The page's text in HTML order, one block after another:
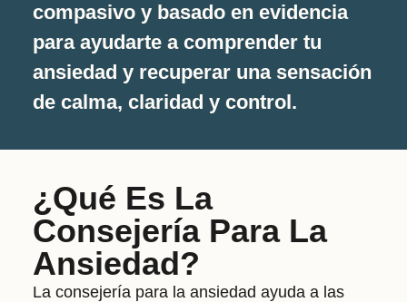
compasivo y basado en evidencia
para ayudarte a comprender tu
ansiedad y recuperar una sensación
de calma, claridad y control.
¿Qué Es La
Consejería Para La
Ansiedad?
La consejería para la ansiedad ayuda a las